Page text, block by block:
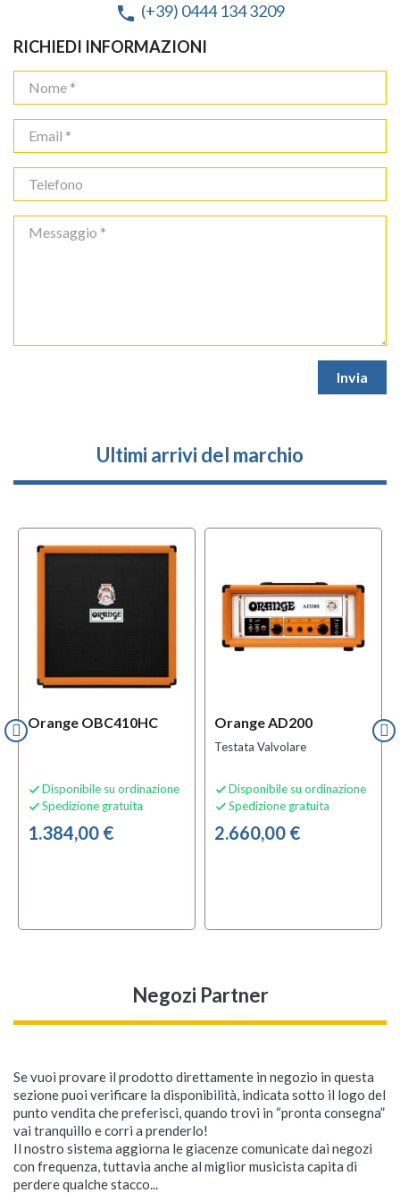
phone (+39) 0444 134 3209
RICHIEDI INFORMAZIONI
Ultimi arrivi del marchio
Orange OBC410HC
 Disponibile su ordinazione
 Spedizione gratuita
1.384,00 €
Orange AD200
Testata Valvolare
 Disponibile su ordinazione
 Spedizione gratuita
2.660,00 €
Negozi Partner
Se vuoi provare il prodotto direttamente in negozio in questa
sezione puoi verificare la disponibilità, indicata sotto il logo del
punto vendita che preferisci, quando trovi in “pronta consegna”
vai tranquillo e corri a prenderlo!
Il nostro sistema aggiorna le giacenze comunicate dai negozi
con frequenza, tuttavia anche al miglior musicista capita di
perdere qualche stacco...